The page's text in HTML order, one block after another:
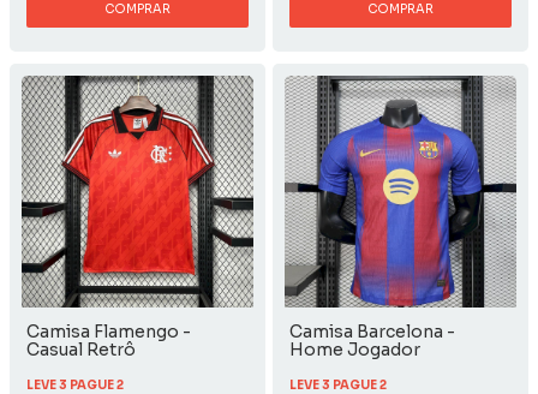
COMPRAR COMPRAR
Camisa Flamengo -
Casual Retrô
LEVE 3 PAGUE 2
Camisa Barcelona -
Home Jogador
LEVE 3 PAGUE 2